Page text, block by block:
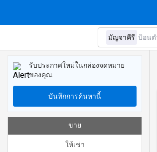
รับประกาศใหม่ในกล่องจดหมาย
ของคุณ
บันทึกการค้นหานี้
ขาย
ให้เช่า